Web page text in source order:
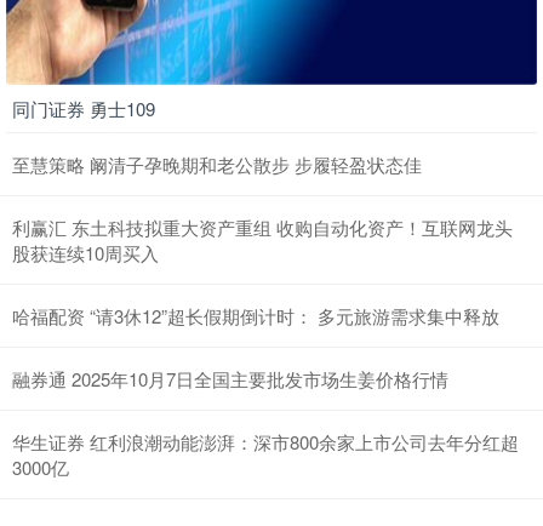
同门证券 勇士109
至慧策略 阚清子孕晚期和老公散步 步履轻盈状态佳
利赢汇 东土科技拟重大资产重组 收购自动化资产！互联网龙头
股获连续10周买入
哈福配资 “请3休12”超长假期倒计时： 多元旅游需求集中释放
融券通 2025年10月7日全国主要批发市场生姜价格行情
华生证券 红利浪潮动能澎湃：深市800余家上市公司去年分红超
3000亿